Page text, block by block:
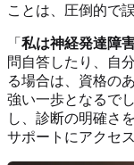
ことは、圧倒的で
「 私は神経発達障
問自答したり、自
る場合は、資格の
強い一歩となるで
し、診断の明確さ
サポートにアクセ